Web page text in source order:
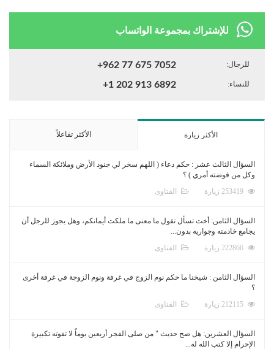
للإشتراك بمجموعة الواتساب
للرجال: +962 77 675 7052
للنساء: +1 202 913 6892
الأكثر زيارة الأكثر تفاعلاً
السؤال الثالث عشر : حكم دعاء ( اللهم سخر لي جنود الأرض وملائكة السماء
وكل من فوضته أمري ) ؟
الفتاوى
السؤال الثامن: أخت تسأل تقول ما معنى ما ملكت أيمانكم، وهل يجوز للرجل أن
يجامع خادمته وجواريه بدون...
الفتاوى
السؤال الثامن : شيخنا ما حكم نوم الزوج في غرفة ونوم الزوجة في غرفة أخرى
؟
الفتاوى
السؤال العشرين: هل صح حديث " من صلى الفجر أربعين يوماً لا تفوته تكبيرة
الإحرام إلا كتب الله له...